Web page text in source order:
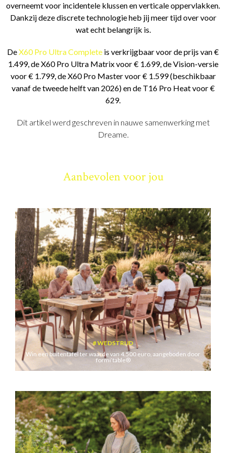
overneemt voor incidentele klussen en verticale oppervlakken.
Dankzij deze discrete technologie heb jij meer tijd over voor
wat echt belangrijk is.
DeX60 Pro Ultra Complete is verkrijgbaar voor de prijs van €
1.499, de X60 Pro Ultra Matrix voor € 1.699, de Vision-versie
voor € 1.799, de X60 Pro Master voor € 1.599 (beschikbaar
vanaf de tweede helft van 2026) en de T16 Pro Heat voor €
629.
Dit artikel werd geschreven in nauwe samenwerking met
Dreame.
Aanbevolen voor jou
WEDSTRIJD
Win een buitentafel ter waarde van 4.500 euro, aangeboden door
formi’table®